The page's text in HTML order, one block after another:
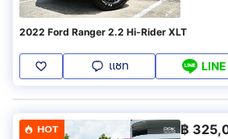
2022 Ford Ranger 2.2 Hi-Rider XLT
แชท LINE
HOT ฿